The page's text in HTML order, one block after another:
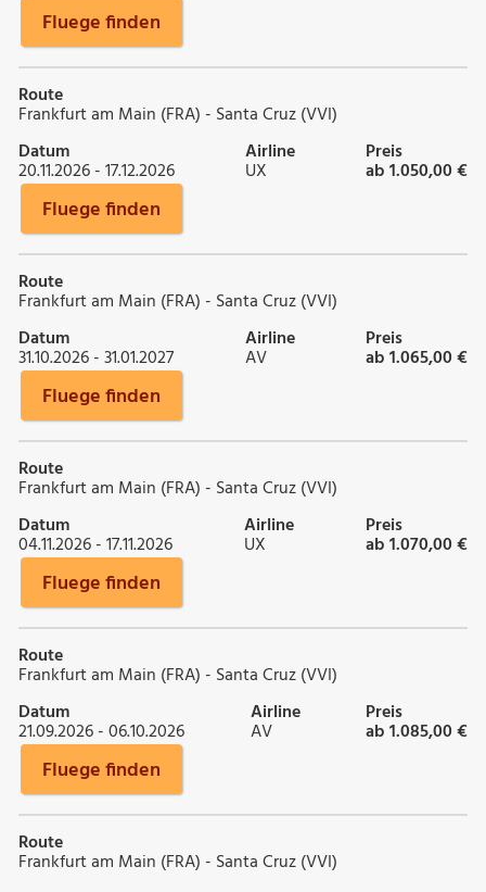
Fluege finden
Route
Frankfurt am Main (FRA) - Santa Cruz (VVI)
Datum
20.11.2026 - 17.12.2026
Airline
UX
Preis
ab 1.050,00 €
Fluege finden
Route
Frankfurt am Main (FRA) - Santa Cruz (VVI)
Datum
31.10.2026 - 31.01.2027
Airline
AV
Preis
ab 1.065,00 €
Fluege finden
Route
Frankfurt am Main (FRA) - Santa Cruz (VVI)
Datum
04.11.2026 - 17.11.2026
Airline
UX
Preis
ab 1.070,00 €
Fluege finden
Route
Frankfurt am Main (FRA) - Santa Cruz (VVI)
Datum
21.09.2026 - 06.10.2026
Airline
AV
Preis
ab 1.085,00 €
Fluege finden
Route
Frankfurt am Main (FRA) - Santa Cruz (VVI)